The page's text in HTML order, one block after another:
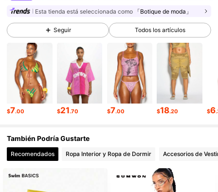
4.86 870K Seguidores
4.86 870K Seguidores
870K Seguidores
870K Seguidores
Esta tienda está seleccionada como 「Botique de moda」
Seguir Todos los artículos
$7.00 $21.70 $7.00 $18.20 $6
También Podría Gustarte
Recomendados Ropa Interior y Ropa de Dormir Accesorios de